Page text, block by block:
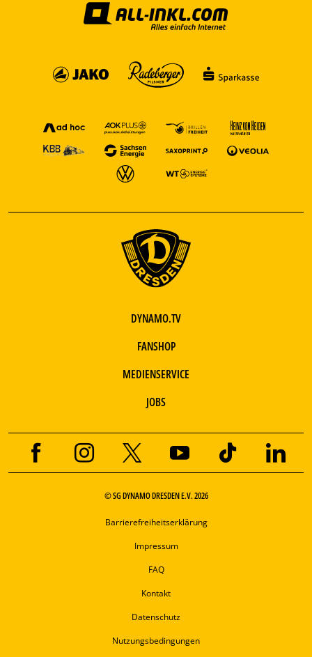
DYNAMO.TV
FANSHOP
MEDIENSERVICE
JOBS
© SG DYNAMO DRESDEN E.V. 2026
Barrierefreiheitserklärung
Impressum
FAQ
Kontakt
Datenschutz
Nutzungsbedingungen